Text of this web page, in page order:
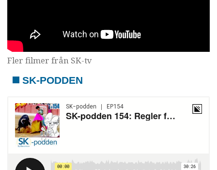
Fler filmer från SK-tv
SK-PODDEN